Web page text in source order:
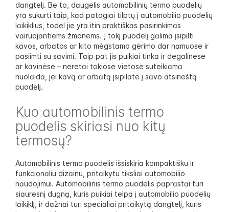
dangtelį. Be to, daugelis automobilinių termo puodelių
yra sukurti taip, kad patogiai tilptų į automobilio puodelių
laikiklius, todėl jie yra itin praktiškas pasirinkimas
vairuojantiems žmonėms. Į tokį puodelį galima įsipilti
kavos, arbatos ar kito mėgstamo gėrimo dar namuose ir
pasiimti su savimi. Taip pat jis puikiai tinka ir degalinėse
ar kavinėse – neretai tokiose vietose suteikiama
nuolaida, jei kavą ar arbatą įsipilate į savo atsineštą
puodelį.
Kuo automobilinis termo
puodelis skiriasi nuo kitų
termosų?
Automobilinis termo puodelis išsiskiria kompaktišku ir
funkcionaliu dizainu, pritaikytu tiksliai automobilio
naudojimui. Automobilinis termo puodelis paprastai turi
siauresnį dugną, kuris puikiai telpa į automobilio puodelių
laikiklį, ir dažnai turi specialiai pritaikytą dangtelį, kuris